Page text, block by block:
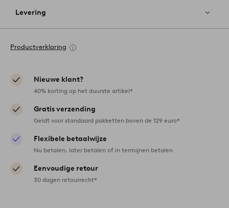
Levering
Productverklaring
Nieuwe klant?
40% korting op het duurste artikel*
Gratis verzending
Geldt voor standaard pakketten boven de 129 euro*
Flexibele betaalwijze
Nu betalen, later betalen of in termijnen betalen
Eenvoudige retour
30 dagen retourrecht*